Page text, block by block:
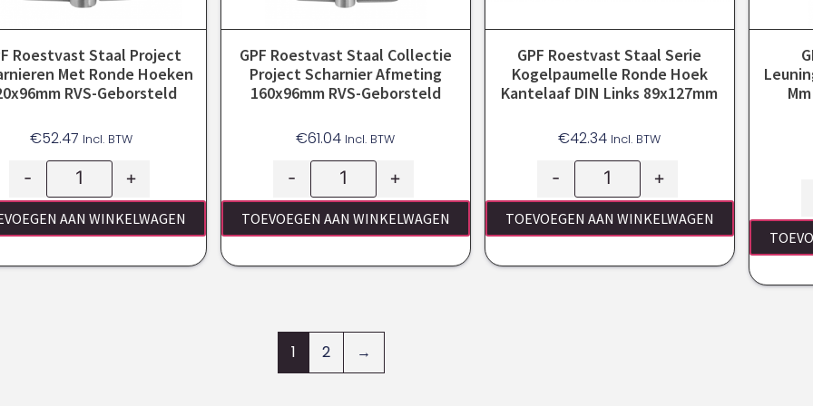
Roestvast Staal Project
Met Ronde Hoeken
RVS-Geborsteld
€52.47 Incl. BTW
- +
AAN WINKELWAGEN
GPF Roestvast Staal Collectie
Project Scharnier Afmeting
160x96mm RVS-Geborsteld
€61.04 Incl. BTW
- +
TOEVOEGEN AAN WINKELWAGEN
GPF Roestvast Staal Serie
Kogelpaumelle Ronde Hoek
Kantelaaf DIN Links 89x127mm
€42.34 Incl. BTW
- +
TOEVOEGEN AAN WINKELWAGEN
1 2 →